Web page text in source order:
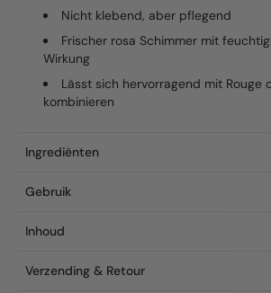
Nicht klebend, aber pflegend
Frischer rosa Schimmer mit
Wirkung
Lässt sich hervorragend mit Rouge
kombinieren
Ingrediënten
Gebruik
Inhoud
Verzending & Retour